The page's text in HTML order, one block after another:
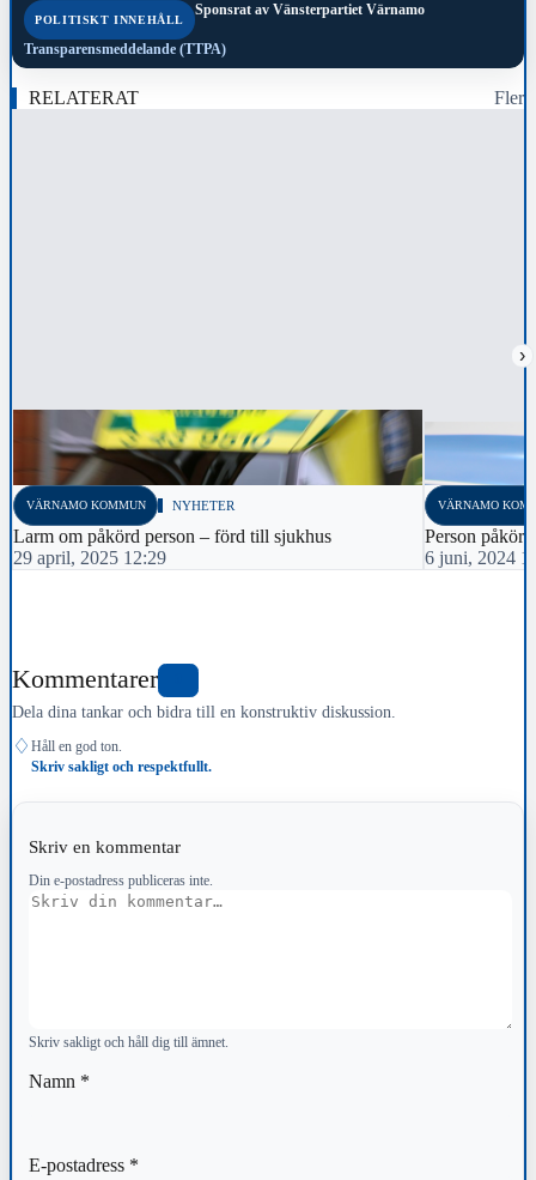
POLITISKT INNEHÅLL
Sponsrat av Vänsterpartiet Värnamo
Transparensmeddelande (TTPA)
RELATERAT Fler
›
VÄRNAMO KOMMUN NYHETER
Larm om påkörd person – förd till sjukhus
29 april, 2025 12:29
VÄRNAMO
Person
6 juni, 2024
Kommentarer
Dela dina tankar och bidra till en konstruktiv diskussion.
♢ Håll en god ton.
Skriv sakligt och respektfullt.
Skriv en kommentar
Din e-postadress publiceras inte.
Kommentar
Skriv sakligt och håll dig till ämnet.
Namn *
E-postadress *